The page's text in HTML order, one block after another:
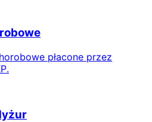
płacone przez